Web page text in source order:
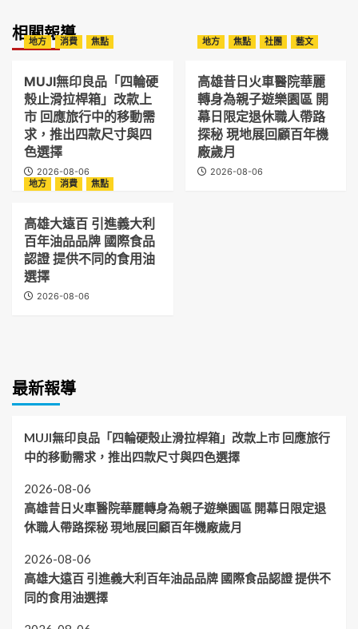
相關報導
地方 消費 焦點
MUJI無印良品「四輪硬
殼止滑拉桿箱」改款上
市 回應旅行中的移動需
求，推出四款尺寸與四
色選擇
2026-08-06
地方 焦點 社團 藝文
高雄昔日火車醫院華麗
轉身為親子遊樂園區 開
幕日限定退休職人帶路
探秘 現地展回顧百年機
廠歲月
2026-08-06
地方
消費 焦點
高雄大遠百 引進義大利
百年油品品牌 國際食品
認證 提供不同的食用油
選擇
2026-08-06
最新報導
MUJI無印良品「四輪硬殼止滑拉桿箱」改款上市 回應旅行
中的移動需求，推出四款尺寸與四色選擇
2026-08-06
高雄昔日火車醫院華麗轉身為親子遊樂園區 開幕日限定退
休職人帶路探秘 現地展回顧百年機廠歲月
2026-08-06
高雄大遠百 引進義大利百年油品品牌 國際食品認證 提供不
同的食用油選擇